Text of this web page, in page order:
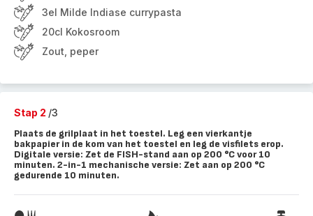
3el Milde Indiase currypasta
20cl Kokosroom
Zout, peper
Stap 2 /3
Plaats de grilplaat in het toestel. Leg een vierkantje
bakpapier in de kom van het toestel en leg de visfilets erop.
Digitale versie: Zet de FISH-stand aan op 200 °C voor 10
minuten. 2-in-1 mechanische versie: Zet aan op 200 °C
gedurende 10 minuten.